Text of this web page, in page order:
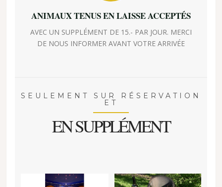
ANIMAUX TENUS EN LAISSE ACCEPTÉS
AVEC UN SUPPLÉMENT DE 15.- PAR JOUR. MERCI
DE NOUS INFORMER AVANT VOTRE ARRIVÉE
SEULEMENT SUR RÉSERVATION
ET
EN SUPPLÉMENT